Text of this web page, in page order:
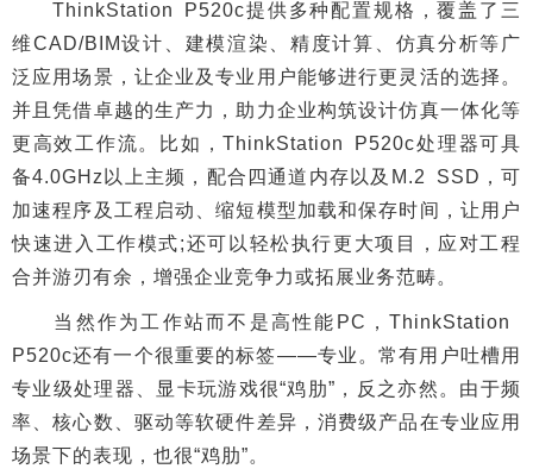
ThinkStation P520c提供多种配置规格，覆盖了三
维CAD/BIM设计、建模渲染、精度计算、仿真分析等广
泛应用场景，让企业及专业用户能够进行更灵活的选择。
并且凭借卓越的生产力，助力企业构筑设计仿真一体化等
更高效工作流。比如，ThinkStation P520c处理器可具
备4.0GHz以上主频，配合四通道内存以及M.2 SSD，可
加速程序及工程启动、缩短模型加载和保存时间，让用户
快速进入工作模式;还可以轻松执行更大项目，应对工程
合并游刃有余，增强企业竞争力或拓展业务范畴。
当然作为工作站而不是高性能PC，ThinkStation
P520c还有一个很重要的标签——专业。常有用户吐槽用
专业级处理器、显卡玩游戏很“鸡肋”，反之亦然。由于频
率、核心数、驱动等软硬件差异，消费级产品在专业应用
场景下的表现，也很“鸡肋”。